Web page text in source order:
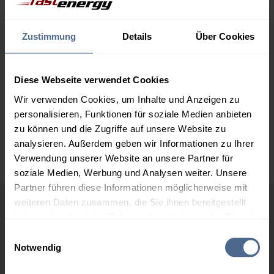
Zustimmung Details Über Cookies
Diese Webseite verwendet Cookies
Wir verwenden Cookies, um Inhalte und Anzeigen zu
personalisieren, Funktionen für soziale Medien anbieten
zu können und die Zugriffe auf unsere Website zu
analysieren. Außerdem geben wir Informationen zu Ihrer
Verwendung unserer Website an unsere Partner für
soziale Medien, Werbung und Analysen weiter. Unsere
Partner führen diese Informationen möglicherweise mit
weiteren Daten zusammen, die Sie ihnen bereitgestellt
Notwendig
5.000 Liter
153,18 €
153,18 €
0,00 €
Preise für Heizöl in Standardqualität nach Ö-Norm C 1109 in € / 100
Liter inkl. MwSt. und Lieferung bei einer Lieferstelle.